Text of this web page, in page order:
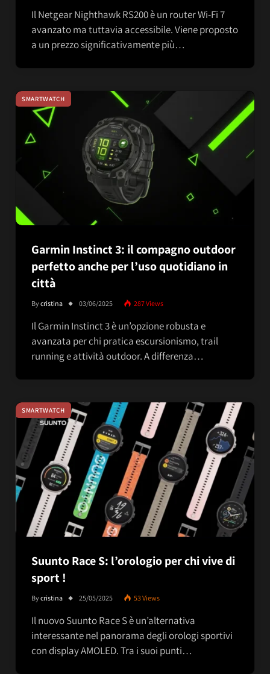
Il Netgear Nighthawk RS200 è un router Wi-Fi 7
avanzato ma tuttavia accessibile. Viene proposto
a un prezzo significativamente più…
SMARTWATCH
Garmin Instinct 3: il compagno outdoor
perfetto anche per l’uso quotidiano in
città
Bycristina 03/06/2025 287Views
Il Garmin Instinct 3 è un’opzione robusta e
avanzata per chi pratica escursionismo, trail
running e attività outdoor. A differenza…
SMARTWATCH
Suunto Race S: l’orologio per chi vive di
sport !
Bycristina 25/05/2025 53Views
Il nuovo Suunto Race S è un’alternativa
interessante nel panorama degli orologi sportivi
con display AMOLED. Tra i suoi punti…